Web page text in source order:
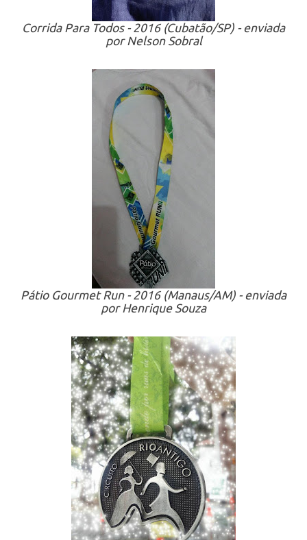
Corrida Para Todos - 2016 (Cubatão/SP) - enviada
por Nelson Sobral
Pátio Gourmet Run - 2016 (Manaus/AM) - enviada
por Henrique Souza